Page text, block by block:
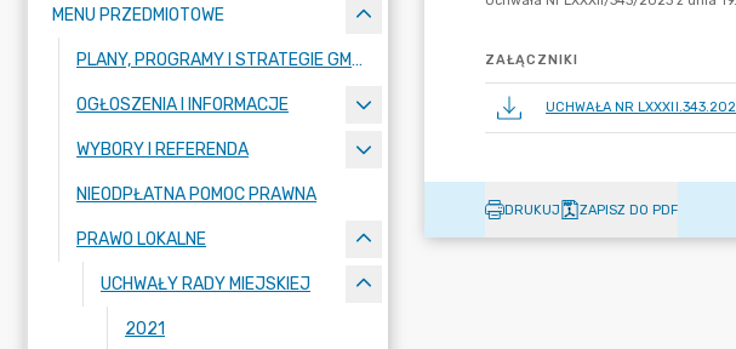
MENU PRZEDMIOTOWE
PLANY, PROGRAMY I STRATEGIE GMINY
OGŁOSZENIA I INFORMACJE
WYBORY I REFERENDA
NIEODPŁATNA POMOC PRAWNA
PRAWO LOKALNE
UCHWAŁY RADY MIEJSKIEJ
2021
ZAŁĄCZNIKI
UCHWAŁA NR
DRUKUJ ZAPISZ DO PDF